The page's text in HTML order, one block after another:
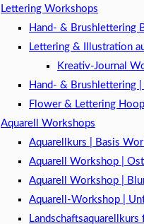
Lettering Workshops
Hand- & Brushlettering
Lettering & Illustration
Kreativ-Journal
Hand- & Brushlettering
Flower & Lettering
Aquarell Workshops
Aquarellkurs | Basis
Aquarell Workshop |
Aquarell Workshop |
Aquarell-Workshop |